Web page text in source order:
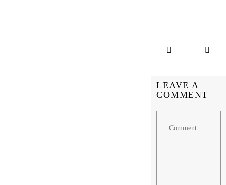
LEAVE A
COMMENT